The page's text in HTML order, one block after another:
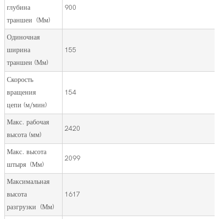
глубина
траншеи (Мм)
900
Одиночная
ширина
траншеи (Мм)
155
Скорость
вращения
цепи (м/мин)
154
Макс. рабочая
высота (мм)
2420
Макс. высота
штыря (Мм)
2099
Максимальная
высота
разгрузки (Мм)
1617